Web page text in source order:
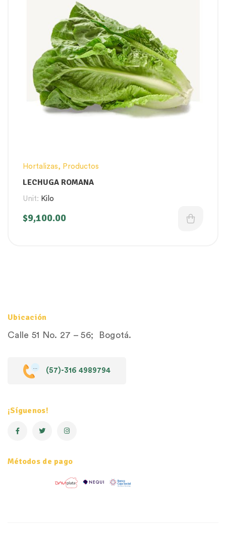
Hortalizas, Productos
LECHUGA ROMANA
Unit: Kilo
$9,100.00
Ubicación
Calle 51 No. 27 – 56; Bogotá.
(57)-316 4989794
¡Síguenos!
Métodos de pago